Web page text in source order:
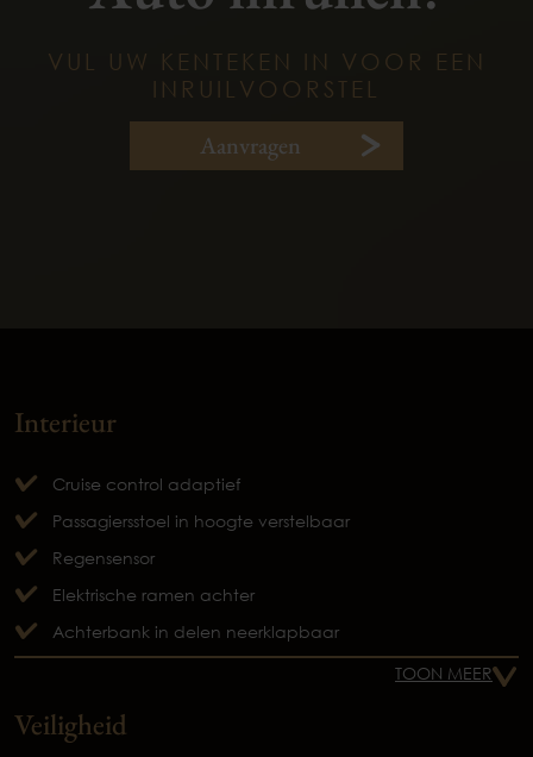
VUL UW KENTEKEN IN VOOR EEN
INRUILVOORSTEL
Aanvragen
Interieur
Cruise control adaptief
Passagiersstoel in hoogte verstelbaar
Regensensor
Elektrische ramen achter
Achterbank in delen neerklapbaar
TOON MEER
Veiligheid